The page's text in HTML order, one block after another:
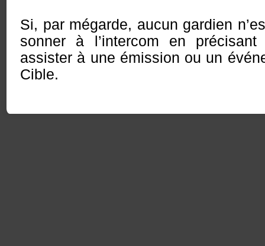
Si, par mégarde, aucun gardien
sonner à l’intercom en
assister à une émission ou un
Cible.